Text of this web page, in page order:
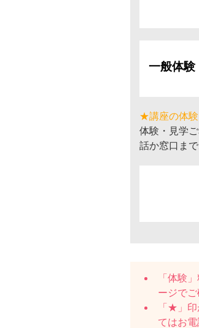
一般体験
★講座の体験
体験・見学
話か窓口ま
「体験
ージでご
「★」
てはお